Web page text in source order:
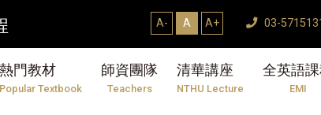
A- A A+ 03-
熱門教材
Popular Textbook
師資團隊
Teachers
清華講座
NTHU Lecture
全英語
EMI